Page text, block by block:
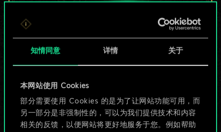
知情同意 详情 关于
本网站使用 Cookies
部分需要使用 Cookies 的是为了让网站功能可用，而
另一部分是非强制性的，可以为我们提供技术和内容
相关的反馈，以便网站将更好地服务于您。例如帮助
目前只是分享了一套
牌，但能做的不止这